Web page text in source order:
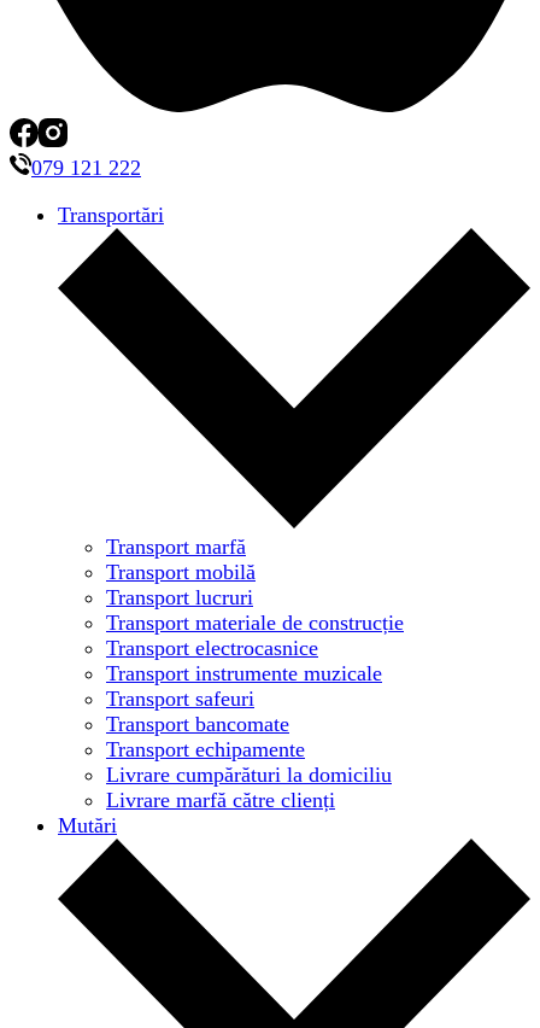
079 121 222
Transportări
Transport marfă
Transport mobilă
Transport lucruri
Transport materiale de construcție
Transport electrocasnice
Transport instrumente muzicale
Transport safeuri
Transport bancomate
Transport echipamente
Livrare cumpărături la domiciliu
Livrare marfă către clienți
Mutări